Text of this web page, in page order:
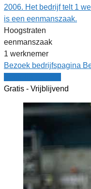
2006. Het bedrijf telt 1
is een eenmanszaak.
Hoogstraten
eenmanszaak
1 werknemer
Bezoek bedrijfspagina
Gratis - Vrijblijvend